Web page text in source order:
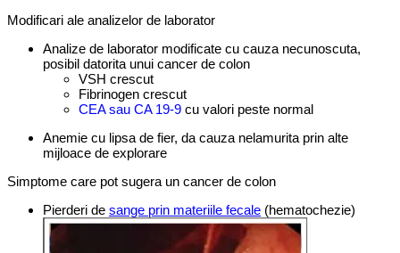
Modificari ale analizelor de laborator
Analize de laborator modificate cu cauza necunoscuta,
posibil datorita unui cancer de colon
VSH crescut
Fibrinogen crescut
CEA sau CA 19-9 cu valori peste normal
Anemie cu lipsa de fier, da cauza nelamurita prin alte
mijloace de explorare
Simptome care pot sugera un cancer de colon
Pierderi de sange prin materiile fecale (hematochezie)